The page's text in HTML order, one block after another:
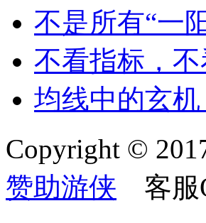
不是所有“一
不看指标，
均线中的玄
Copyright ©
赞助游侠 客服